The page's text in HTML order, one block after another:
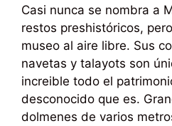
Casi nunca se nombra a
restos preshistóricos,
museo al aire libre. Sus
navetas y talayots son
increible todo el
desconocido que es.
dolmenes de varios